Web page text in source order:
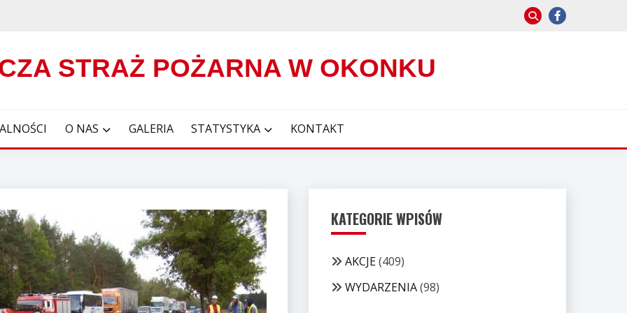
STRAŻ POŻARNA W OKONKU
O NAS GALERIA STATYSTYKA KONTAKT
KATEGORIE WPISÓW
AKCJE(409)
WYDARZENIA(98)